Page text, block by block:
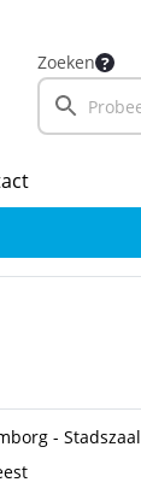
Zoeken
- Stadszaal